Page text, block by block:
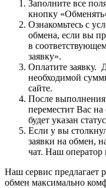
Заполните все
кнопку
Ознакомьтесь с
обмена, если вы
в
заявку».
Оплатите заявку.
необходимой
сайте.
После выполнения
переместит Вас на
будет указан
Если у вы
заявки на обмен,
чат. Наш
Наш сервис предлагает
обмен максимально